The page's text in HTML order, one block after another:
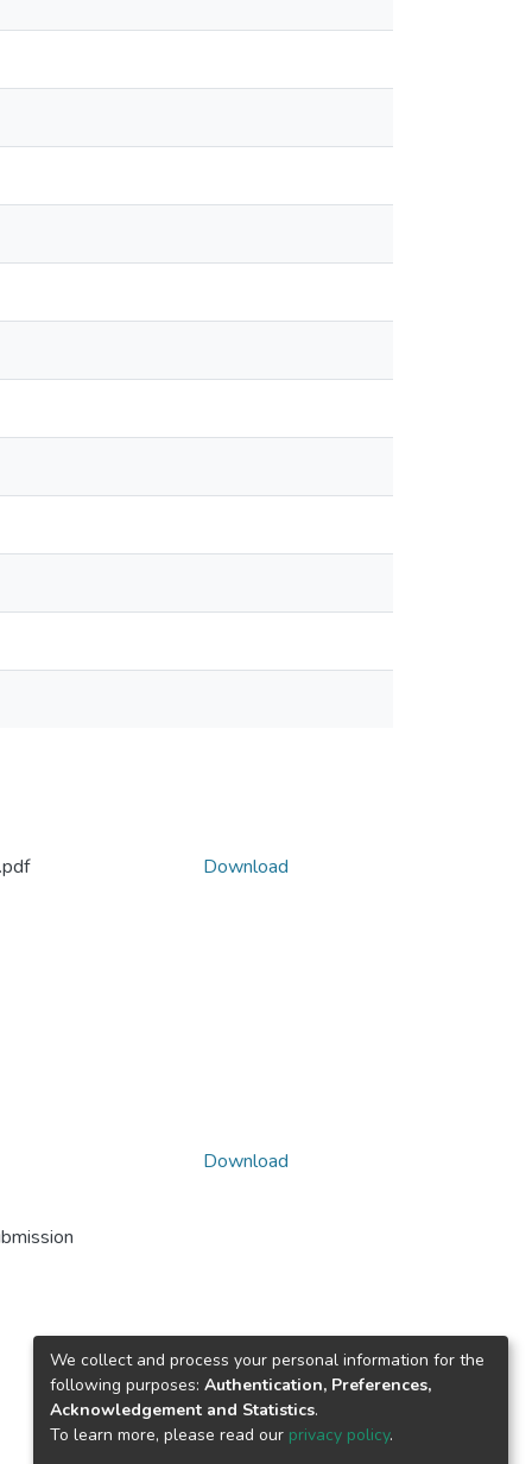
Download
Download
We collect and process your personal information for the
following purposes: Authentication, Preferences,
Acknowledgement and Statistics.
To learn more, please read our privacy policy.